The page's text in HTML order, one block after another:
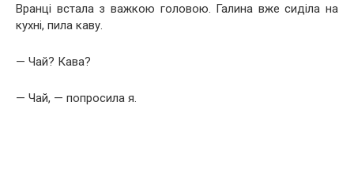
Вранці встала з важкою головою. Галина вже сиділа на
кухні, пила каву.
— Чай? Кава?
— Чай, — попросила я.